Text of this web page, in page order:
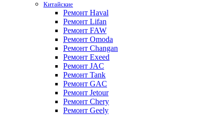
Китайские
Ремонт Haval
Ремонт Lifan
Ремонт FAW
Ремонт Omoda
Ремонт Changan
Ремонт Exeed
Ремонт JAC
Ремонт Tank
Ремонт GAC
Ремонт Jetour
Ремонт Chery
Ремонт Geely